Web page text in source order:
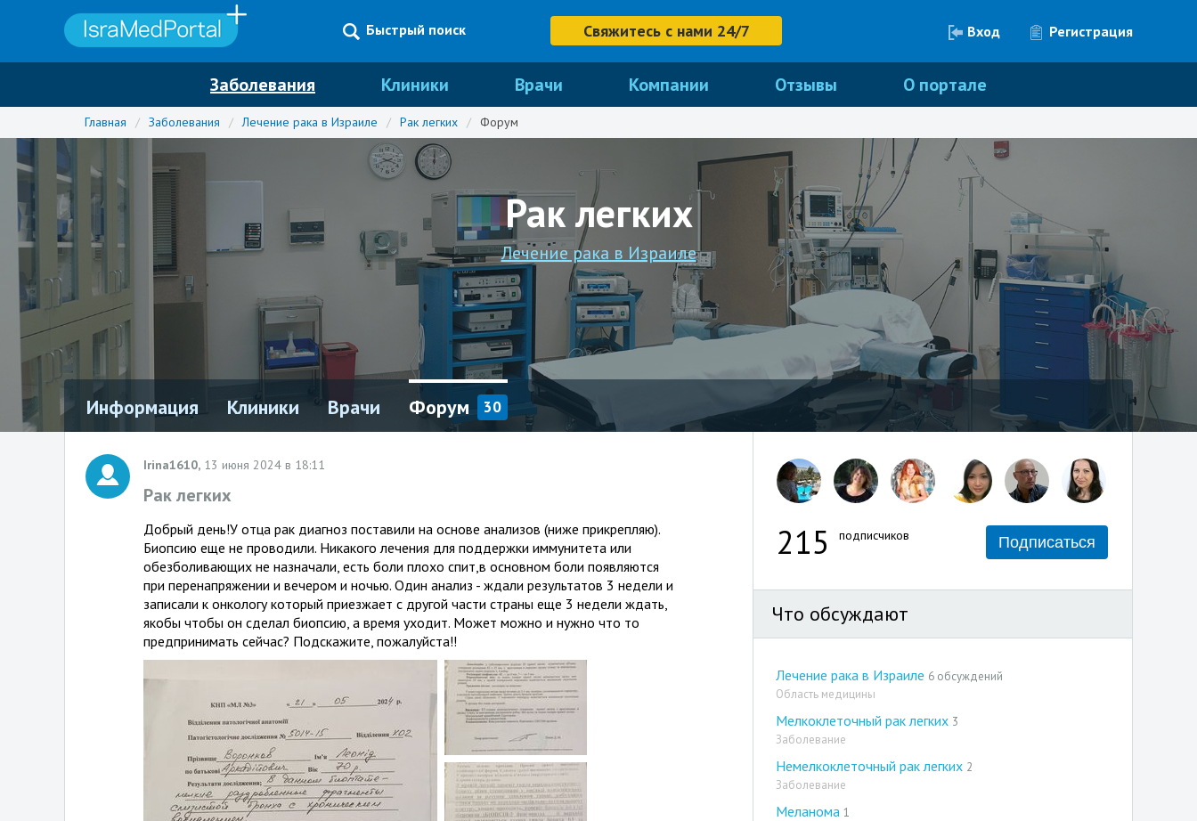
Регистрация
Вход
Быстрый поиск Свяжитесь с нами 24/7
Заболевания Клиники Врачи Компании Отзывы О портале
Главная / Заболевания / Лечение рака в Израиле / Рак легких / Форум
Рак легких
Лечение рака в Израиле
Информация Клиники Врачи Форум 30
Irina1610, 13 июня 2024 в 18:11
Рак легких
Добрый день!У отца рак диагноз поставили на основе анализов (ниже прикрепляю).
Биопсию еще не проводили. Никакого лечения для поддержки иммунитета или
обезболивающих не назначали, есть боли плохо спит,в основном боли появляются
при перенапряжении и вечером и ночью. Один анализ - ждали результатов 3 недели и
записали к онкологу который приезжает с другой части страны еще 3 недели ждать,
якобы чтобы он сделал биопсию, а время уходит. Может можно и нужно что то
предпринимать сейчас? Подскажите, пожалуйста!!
215 подписчиков Подписаться
Что обсуждают
Лечение рака в Израиле 6 обсуждений
Область медицины
Мелкоклеточный рак легких 3
Заболевание
Немелкоклеточный рак легких 2
Заболевание
Меланома 1